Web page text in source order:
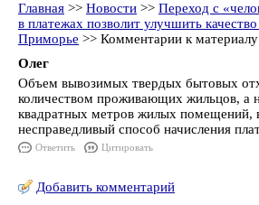
Главная >> Новости >> Переход с
в платежах позволит улучшить
Приморье >> Комментарии к материалу
Олег
Объем вывозимых твердых бытовых
количеством проживающих жильцов, а
квадратных метров жилых помещений,
несправедливый способ начисления
Ответить Цитировать
Добавить комментарий